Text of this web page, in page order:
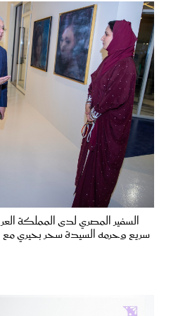
السفير المصري لدى المملكة
سريع وحرمه السيدة سحر بحيري مع